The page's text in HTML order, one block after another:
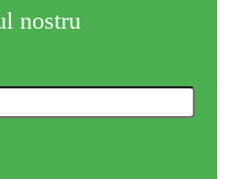
nostru